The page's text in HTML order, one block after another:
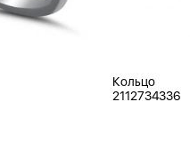
Кольцо
2112734336